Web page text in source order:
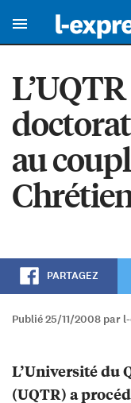
au
PARTAGEZ
Publié 25/11/2008 par
L’Université du
(UQTR) a